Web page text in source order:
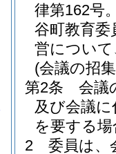
律第162号
谷町教育委
営につい
(会議の招
第2条
会議
及び会議
を要する
2
委員は、